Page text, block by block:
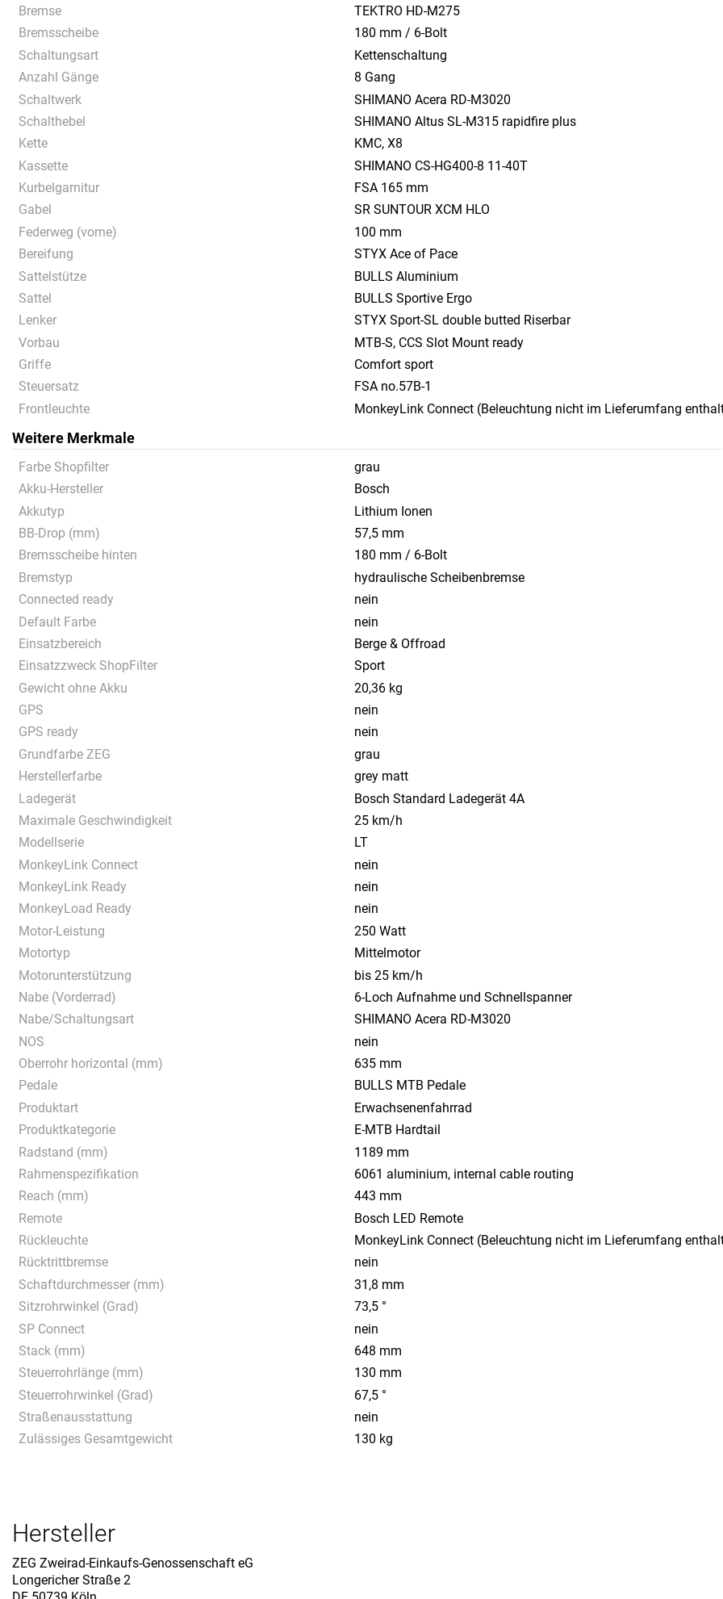
Bremse
TEKTRO HD-M275
Bremsscheibe
180 mm / 6-Bolt
Schaltungsart
Kettenschaltung
Anzahl Gänge
8 Gang
Schaltwerk
SHIMANO Acera RD-M3020
Schalthebel
SHIMANO Altus SL-M315 rapidfire plus
Kette
KMC, X8
Kassette
SHIMANO CS-HG400-8 11-40T
Kurbelgarnitur
FSA 165 mm
Gabel
SR SUNTOUR XCM HLO
Federweg (vorne)
100 mm
Bereifung
STYX Ace of Pace
Sattelstütze
BULLS Aluminium
Sattel
BULLS Sportive Ergo
Lenker
STYX Sport-SL double butted Riserbar
Vorbau
MTB-S, CCS Slot Mount ready
Griffe
Comfort sport
Steuersatz
FSA no.57B-1
Frontleuchte
MonkeyLink Connect (Beleuchtung nicht im Lieferumfang
Weitere Merkmale
Farbe Shopfilter
grau
Akku-Hersteller
Bosch
Akkutyp
Lithium Ionen
BB-Drop (mm)
57,5 mm
Bremsscheibe hinten
180 mm / 6-Bolt
Bremstyp
hydraulische Scheibenbremse
Connected ready
nein
Default Farbe
nein
Einsatzbereich
Berge & Offroad
Einsatzzweck ShopFilter
Sport
Gewicht ohne Akku
20,36 kg
GPS
nein
GPS ready
nein
Grundfarbe ZEG
grau
Herstellerfarbe
grey matt
Ladegerät
Bosch Standard Ladegerät 4A
Maximale Geschwindigkeit
25 km/h
Modellserie
LT
MonkeyLink Connect
nein
MonkeyLink Ready
nein
MonkeyLoad Ready
nein
Motor-Leistung
250 Watt
Motortyp
Mittelmotor
Motorunterstützung
bis 25 km/h
Nabe (Vorderrad)
6-Loch Aufnahme und Schnellspanner
Nabe/Schaltungsart
SHIMANO Acera RD-M3020
NOS
nein
Oberrohr horizontal (mm)
635 mm
Pedale
BULLS MTB Pedale
Produktart
Erwachsenenfahrrad
Produktkategorie
E-MTB Hardtail
Radstand (mm)
1189 mm
Rahmenspezifikation
6061 aluminium, internal cable routing
Reach (mm)
443 mm
Remote
Bosch LED Remote
Rückleuchte
MonkeyLink Connect (Beleuchtung nicht im Lieferumfang
Rücktrittbremse
nein
Schaftdurchmesser (mm)
31,8 mm
Sitzrohrwinkel (Grad)
73,5 °
SP Connect
nein
Stack (mm)
648 mm
Steuerrohrlänge (mm)
130 mm
Steuerrohrwinkel (Grad)
67,5 °
Straßenausstattung
nein
Zulässiges Gesamtgewicht
130 kg
Hersteller
ZEG Zweirad-Einkaufs-Genossenschaft eG
Longericher Straße 2